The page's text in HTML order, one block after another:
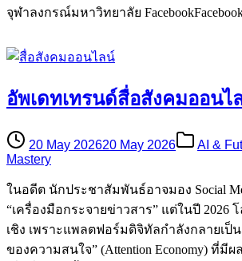
จุฬาลงกรณ์มหาวิทยาลัย
อัพเดทเทรนด์สื่อสังคมออนไ
20 May 202620 May 2026 AI &
Mastery
ในอดีต นักประชาสัมพันธ์อาจมอง Social
“เครื่องมือกระจายข่าวสาร” แต่ในปี 2026
เชิง เพราะแพลตฟอร์มดิจิทัลกำลังกลายเป็
ของความสนใจ” (Attention Economy) ที่มี